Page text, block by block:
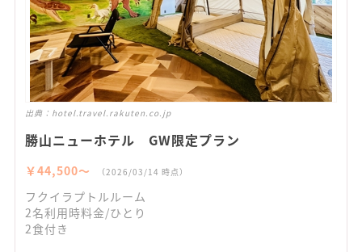
出典： hotel.travel.rakuten.co.jp
勝山ニューホテル GW限定プラン
￥44,500〜 （2026/03/14 時点）
フクイラプトルルーム
2名利用時料金/ひとり
2食付き